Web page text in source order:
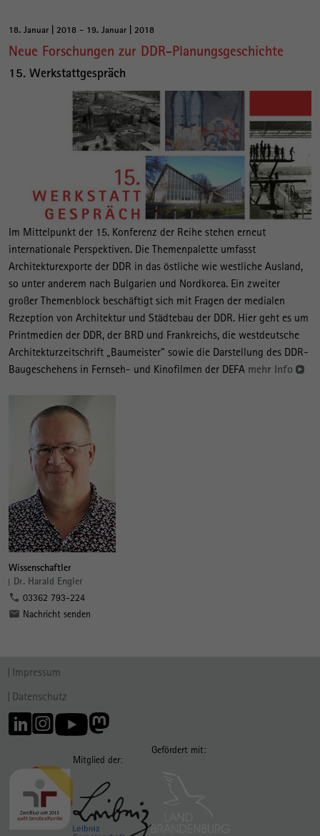
18. Januar | 2018 - 19. Januar | 2018
Neue Forschungen zur DDR-Planungsgeschichte
15. Werkstattgespräch
Im Mittelpunkt der 15. Konferenz der Reihe stehen erneut
internationale Perspektiven. Die Themenpalette umfasst
Architekturexporte der DDR in das östliche wie westliche Ausland,
so unter anderem nach Bulgarien und Nordkorea. Ein zweiter
großer Themenblock beschäftigt sich mit Fragen der medialen
Rezeption von Architektur und Städtebau der DDR. Hier geht es um
Printmedien der DDR, der BRD und Frankreichs, die westdeutsche
Architekturzeitschrift „Baumeister“ sowie die Darstellung des DDR-
Baugeschehens in Fernseh- und Kinofilmen der DEFA mehr Info
Wissenschaftler
Dr. Harald Engler
03362 793-224
Nachricht senden
Impressum
Datenschutz
Mitglied der:
Gefördert mit: